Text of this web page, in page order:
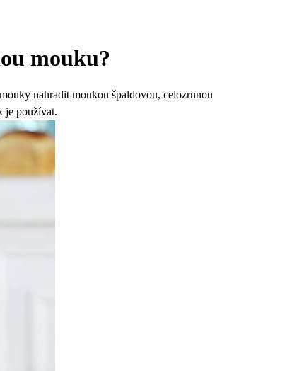
mouku?
nahradit moukou špaldovou, celozrnnou
je používat.